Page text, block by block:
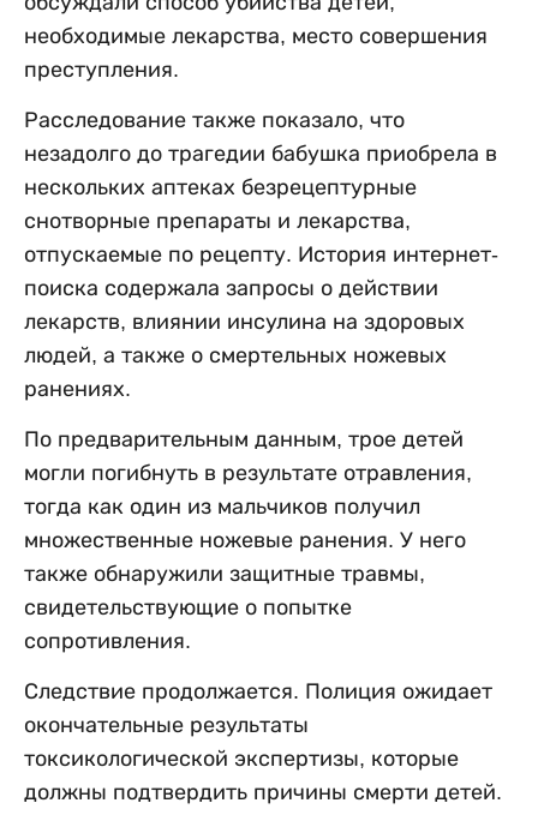
необходимые лекарства, место совершения
преступления.
Расследование также показало, что
незадолго до трагедии бабушка приобрела в
нескольких аптеках безрецептурные
снотворные препараты и лекарства,
отпускаемые по рецепту. История интернет-
поиска содержала запросы о действии
лекарств, влиянии инсулина на здоровых
людей, а также о смертельных ножевых
ранениях.
По предварительным данным, трое детей
могли погибнуть в результате отравления,
тогда как один из мальчиков получил
множественные ножевые ранения. У него
также обнаружили защитные травмы,
свидетельствующие о попытке
сопротивления.
Следствие продолжается. Полиция ожидает
окончательные результаты
токсикологической экспертизы, которые
должны подтвердить причины смерти детей.